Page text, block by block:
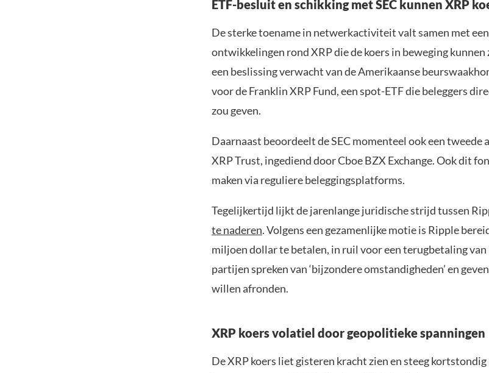
ETF-besluit en schikking met SEC kunnen XRP
De sterke toename in netwerkactiviteit valt samen met
ontwikkelingen rond XRP die de koers in beweging
een beslissing verwacht van de Amerikaanse
voor de Franklin XRP Fund, een spot-ETF die beleggers
zou geven.
Daarnaast beoordeelt de SEC momenteel ook een tweede
XRP Trust, ingediend door Cboe BZX Exchange. Ook dit
maken via reguliere beleggingsplatforms.
Tegelijkertijd lijkt de jarenlange juridische strijd tussen
te naderen. Volgens een gezamenlijke motie is Ripple
miljoen dollar te betalen, in ruil voor een terugbetaling
partijen spreken van ‘bijzondere omstandigheden’ en
willen afronden.
XRP koers volatiel door geopolitieke spanningen
De XRP koers liet gisteren kracht zien en steeg kortstondig